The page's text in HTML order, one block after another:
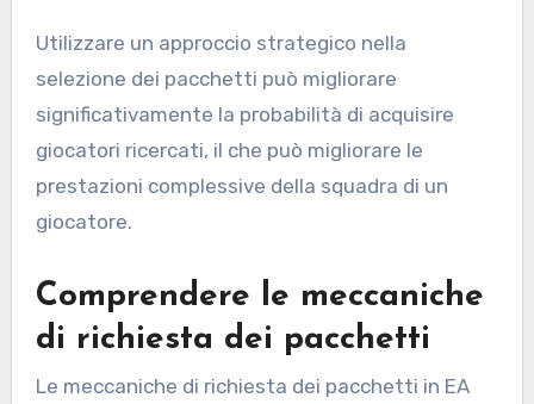
Utilizzare un approccio strategico nella
selezione dei pacchetti può migliorare
significativamente la probabilità di acquisire
giocatori ricercati, il che può migliorare le
prestazioni complessive della squadra di un
giocatore.
Comprendere le meccaniche
di richiesta dei pacchetti
Le meccaniche di richiesta dei pacchetti in EA